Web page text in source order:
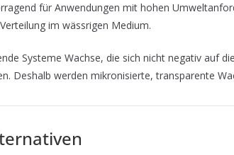
für Anwendungen mit hohen
im wässrigen Medium.
Systeme Wachse, die sich nicht negativ auf
Deshalb werden mikronisierte, transparente